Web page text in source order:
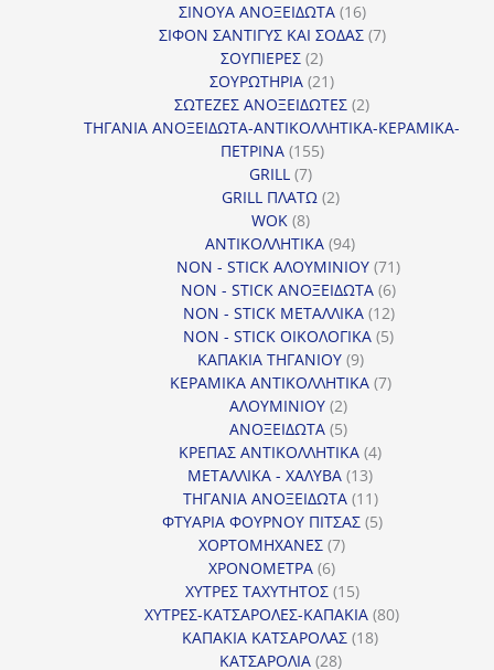
προϊόντα
ΣΙΝΟΥΑ ΑΝΟΞΕΙΔΩΤΑ 1616
προϊόντα
ΣΙΦΟΝ ΣΑΝΤΙΓΥΣ ΚΑΙ ΣΟΔΑΣ 77
ΣΟΥΠΙΕΡΕΣ 22
προϊόντα
ΣΟΥΡΩΤΗΡΙΑ 2121
προϊόντα
ΣΩΤΕΖΕΣ ΑΝΟΞΕΙΔΩΤΕΣ 22
προϊόντα
ΤΗΓΑΝΙΑ ΑΝΟΞΕΙΔΩΤΑ-ΑΝΤΙΚΟΛΛΗΤΙΚΑ-ΚΕΡΑΜΙΚΑ-
ΠΕΤΡΙΝΑ 155155
GRILL 77
προϊόντα
GRILL ΠΛΑΤΩ 22
WOK 88
προϊόντα
ΑΝΤΙΚΟΛΛΗΤΙΚΑ 9494
προϊόντα
NON - STICK ΑΛΟΥΜΙΝΙΟΥ 7171
προϊόντα
NON - STICK ΑΝΟΞΕΙΔΩΤΑ 66
προϊόντα
NON - STICK ΜΕΤΑΛΛΙΚΑ 1212
προϊόντα
NON - STICK ΟΙΚΟΛΟΓΙΚΑ 55
ΚΑΠΑΚΙΑ ΤΗΓΑΝΙΟΥ 99
προϊόντα
ΚΕΡΑΜΙΚΑ ΑΝΤΙΚΟΛΛΗΤΙΚΑ 77
ΑΛΟΥΜΙΝΙΟΥ 22
προϊόντα
ΑΝΟΞΕΙΔΩΤΑ 55
προϊόντα
ΚΡΕΠΑΣ ΑΝΤΙΚΟΛΛΗΤΙΚΑ 44
ΜΕΤΑΛΛΙΚΑ - ΧΑΛΥΒΑ 1313
προϊόντα
ΤΗΓΑΝΙΑ ΑΝΟΞΕΙΔΩΤΑ 1111
προϊόντα
ΦΤΥΑΡΙΑ ΦΟΥΡΝΟΥ ΠΙΤΣΑΣ 55
ΧΟΡΤΟΜΗΧΑΝΕΣ 77
ΧΡΟΝΟΜΕΤΡΑ 66
προϊόντα
ΧΥΤΡΕΣ ΤΑΧΥΤΗΤΟΣ 1515
προϊόντα
ΧΥΤΡΕΣ-ΚΑΤΣΑΡΟΛΕΣ-ΚΑΠΑΚΙΑ 8080
ΚΑΠΑΚΙΑ ΚΑΤΣΑΡΟΛΑΣ 1818
ΚΑΤΣΑΡΟΛΙΑ 2828